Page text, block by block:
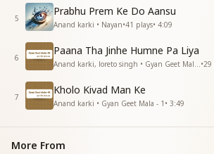
—--------------------------------------------
5
Prabhu Prem Ke Do Aansu
Anand karki • Nayan•41 plays• 4:09
6
Paana Tha Jinhe Humne Pa Liya
•29
7
Kholo Kivad Man Ke
Anand karki • Gyan Geet Mala - 1 • 3:49
More From